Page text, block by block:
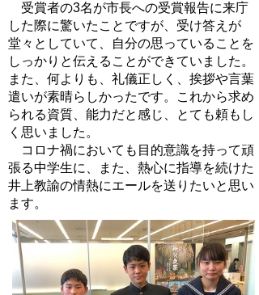
受賞者の3名が市長への受賞報告に来庁
した際に驚いたことですが、受け答えが
堂々としていて、自分の思っていることを
しっかりと伝えることができていました。
また、何よりも、礼儀正しく、挨拶や言葉
遣いが素晴らしかったです。これから求め
られる資質、能力だと感じ、とても頼もし
く思いました。
コロナ禍においても目的意識を持って頑
張る中学生に、また、熱心に指導を続けた
井上教諭の情熱にエールを送りたいと思い
ます。